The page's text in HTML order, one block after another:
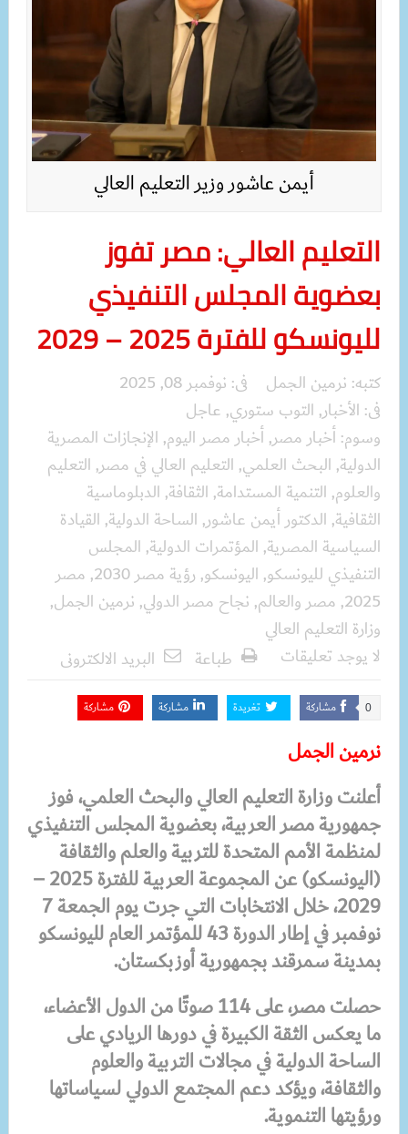
أيمن عاشور وزير التعليم العالي
التعليم العالي: مصر تفوز
بعضوية المجلس التنفيذي
لليونسكو للفترة 2025 – 2029
كتبه: نرمين الجمل فى: نوفمبر 08, 2025
فى: الأخبار, التوب ستوري, عاجل
وسوم:أخبار مصر,أخبار مصر اليوم, الإنجازات المصرية
الدولية, البحث العلمي, التعليم العالي في مصر, التعليم
والعلوم, التنمية المستدامة, الثقافة, الدبلوماسية
الثقافية, الدكتور أيمن عاشور, الساحة الدولية, القيادة
السياسية المصرية, المؤتمرات الدولية, المجلس
التنفيذي لليونسكو, اليونسكو, رؤية مصر 2030 , مصر
2025
, مصر والعالم, نجاح مصر الدولي, نرمين الجمل,
وزارة التعليم العالي
لا يوجد تعليقات
طباعة البريد الالكترونى
مشاركة 0 تغريدة مشاركة مشاركة
نرمين الجمل
أعلنت وزارة التعليم العالي والبحث العلمي، فوز
جمهورية مصر العربية، بعضوية المجلس التنفيذي
لمنظمة الأمم المتحدة للتربية والعلم والثقافة
(اليونسكو) عن المجموعة العربية للفترة 2025 –
2029، خلال الانتخابات التي جرت يوم الجمعة 7
نوفمبر في إطار الدورة 43 للمؤتمر العام لليونسكو
بمدينة سمرقند بجمهورية أوزبكستان.
حصلت مصر، على 114 صوتًا من الدول الأعضاء،
ما يعكس الثقة الكبيرة في دورها الريادي على
الساحة الدولية في مجالات التربية والعلوم
والثقافة، ويؤكد دعم المجتمع الدولي لسياساتها
ورؤيتها التنموية.